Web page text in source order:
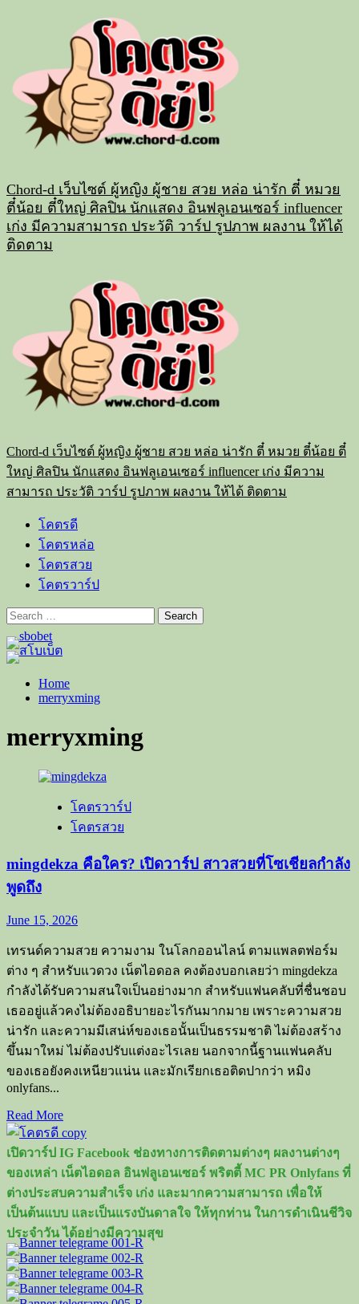
Chord-d เว็บไซต์ ผู้หญิง ผู้ชาย สวย หล่อ น่ารัก ตี๋ หมวย
ตี๋น้อย ตี๋ใหญ่ ศิลปิน นักแสดง อินฟลูเอนเซอร์ influencer
เก่ง มีความสามารถ ประวัติ วาร์ป รูปภาพ ผลงาน ให้ได้
ติดตาม
Chord-d เว็บไซต์ ผู้หญิง ผู้ชาย สวย หล่อ น่ารัก ตี๋ หมวย ตี๋น้อย ตี๋
ใหญ่ ศิลปิน นักแสดง อินฟลูเอนเซอร์ influencer เก่ง มีความ
สามารถ ประวัติ วาร์ป รูปภาพ ผลงาน ให้ได้ ติดตาม
โคตรดี
โคตรหล่อ
โคตรสวย
โคตรวาร์ป
Search
for:
Home
merryxming
merryxming
โคตรวาร์ป
โคตรสวย
mingdekza คือใคร? เปิดวาร์ป สาวสวยที่โซเชียลกำลัง
พูดถึง
June 15, 2026
เทรนด์ความสวย ความงาม ในโลกออนไลน์ ตามแพลตฟอร์ม
ต่าง ๆ สำหรับแวดวง เน็ตไอดอล คงต้องบอกเลยว่า mingdekza
กำลังได้รับความสนใจเป็นอย่างมาก สำหรับแฟนคลับที่ชื่นชอบ
เธออยู่แล้วคงไม่ต้องอธิบายอะไรกันมากมาย เพราะความสวย
น่ารัก และความมีเสน่ห์ของเธอนั้นเป็นธรรมชาติ ไม่ต้องสร้าง
ขึ้นมาใหม่ ไม่ต้องปรับแต่งอะไรเลย นอกจากนี้ฐานแฟนคลับ
ของเธอยังคงเหนียวแน่น และมักเรียกเธอติดปากว่า หมิง
onlyfans...
Read MoreRead
more
about
mingdekza
คือ
ใคร?
เปิด
วาร์
ป
สาว
สวย
เปิดวาร์ป IG Facebook ช่องทางการติดตามต่างๆ ผลงานต่างๆ
ของเหล่า เน็ตไอดอล อินฟลูเอนเซอร์ พริตตี้ MC PR Onlyfans ที่
ต่างประสบความสำเร็จ เก่ง และมากความสามารถ เพื่อให้
เป็นต้นแบบ และเป็นแรงบันดาลใจ ให้ทุกท่าน ในการดำเนินชีวิจ
ประจำวัน ได้อย่างมีความสุข